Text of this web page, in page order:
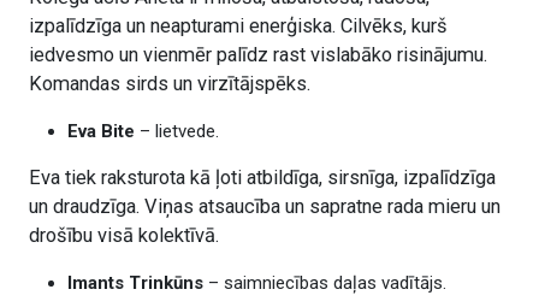
izpalīdzīga un neapturami enerģiska. Cilvēks, kurš
iedvesmo un vienmēr palīdz rast vislabāko risinājumu.
Komandas sirds un virzītājspēks.
Eva Bite – lietvede.
Eva tiek raksturota kā ļoti atbildīga, sirsnīga, izpalīdzīga
un draudzīga. Viņas atsaucība un sapratne rada mieru un
drošību visā kolektīvā.
Imants Trinkūns – saimniecības daļas vadītājs.